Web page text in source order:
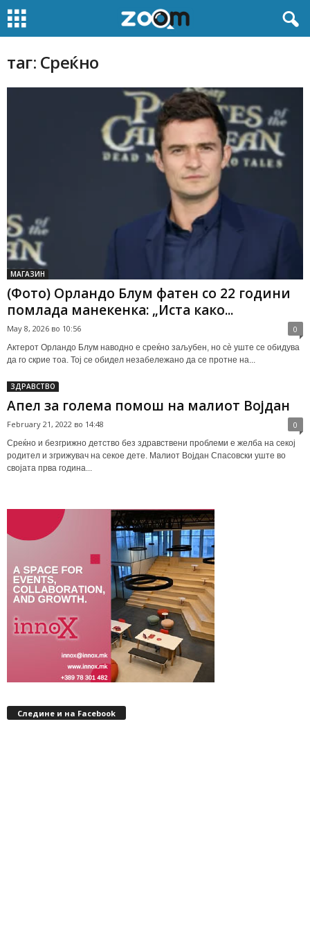
таг: Среќно
МАГАЗИН
(Фото) Орландо Блум фатен со 22 години
помлада манекенка: „Иста како...
May 8, 2026 во 10:56 0
Актерот Орландо Блум наводно е среќно заљубен, но сè уште се обидува
да го скрие тоа. Тој се обидел незабележано да се протне на...
ЗДРАВСТВО
Апел за голема помош на малиот Војдан
February 21, 2022 во 14:48 0
Среќно и безгрижно детство без здравствени проблеми е желба на секој
родител и згрижувач на секое дете. Малиот Војдан Спасовски уште во
својата прва година...
Следине и на Facebook